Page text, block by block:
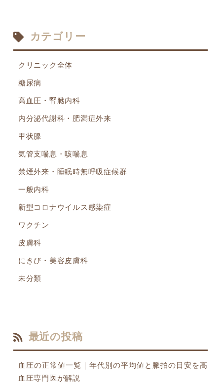
カテゴリー
クリニック全体
糖尿病
高血圧・腎臓内科
内分泌代謝科・肥満症外来
甲状腺
気管支喘息・咳喘息
禁煙外来・睡眠時無呼吸症候群
一般内科
新型コロナウイルス感染症
ワクチン
皮膚科
にきび・美容皮膚科
未分類
最近の投稿
血圧の正常値一覧｜年代別の平均値と脈拍の目安を高
血圧専門医が解説